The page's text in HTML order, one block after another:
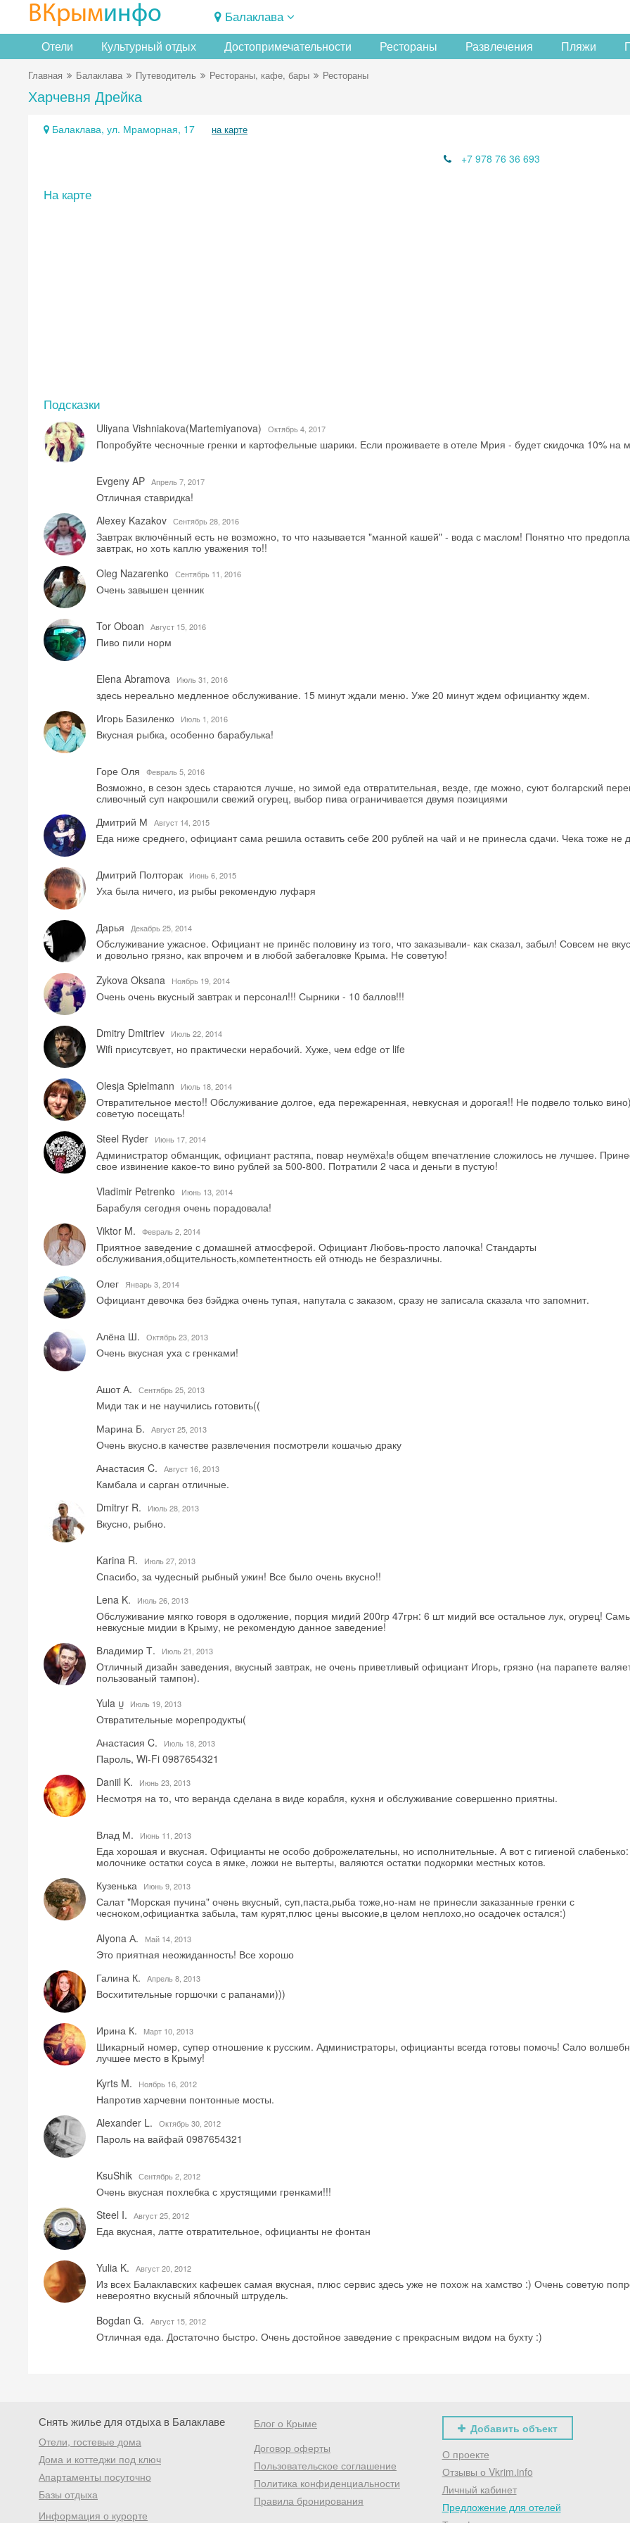
ВКрыминфо Балаклава
Отели Культурный отдых Достопримечательности Рестораны Развлечения Пляжи
Главная Балаклава Путеводитель Рестораны, кафе, бары Рестораны
Харчевня Дрейка
Балаклава, ул. Мраморная, 17 на карте
+7 978 76 36 693
На карте
Подсказки
Uliyana Vishniakova(Martemiyanova) Октябрь 4, 2017
Попробуйте чесночные гренки и картофельные шарики. Если проживаете в отеле Мрия - будет скидочка 10% на
Evgeny AP Aпрель 7, 2017
Отличная ставридка!
Alexey Kazakov Сентябрь 28, 2016
Завтрак включённый есть не возможно, то что называется "манной кашей" - вода с маслом! Понятно что
завтрак, но хоть каплю уважения то!!
Oleg Nazarenko
Сентябрь 11, 2016
Очень завышен ценник
Tor Oboan Август 15, 2016
Пиво пили норм
Elena Abramova Июль 31, 2016
здесь нереально медленное обслуживание. 15 минут ждали меню. Уже 20 минут ждем официантку ждем.
Игорь Базиленко
Июль 1, 2016
Вкусная рыбка, особенно барабулька!
Горе Оля Февраль 5, 2016
Возможно, в сезон здесь стараются лучше, но зимой еда отвратительная, везде, где можно, суют болгарский
сливочный суп накрошили свежий огурец, выбор пива ограничивается двумя позициями
Дмитрий М
Август 14, 2015
Еда ниже среднего, официант сама решила оставить себе 200 рублей на чай и не принесла сдачи. Чека тоже не
Дмитрий Полторак Июнь 6, 2015
Уха была ничего, из рыбы рекомендую луфаря
Дарья Декабрь 25, 2014
Обслуживание ужасное. Официант не принёс половину из того, что заказывали- как сказал, забыл! Совсем не
и довольно грязно, как впрочем и в любой забегаловке Крыма. Не советую!
Zykova Oksana
Ноябрь 19, 2014
Очень очень вкусный завтрак и персонал!!! Сырники - 10 баллов!!!
Dmitry Dmitriev Июль 22, 2014
Wifi присутсвует, но практически нерабочий. Хуже, чем edge от life
Olesja Spielmann Июль 18, 2014
Отвратительное место!! Обслуживание долгое, еда пережаренная, невкусная и дорогая!! Не подвело только
советую посещать!
Steel Ryder
Июнь 17, 2014
Администратор обманщик, официант растяпа, повар неумёха!в общем впечатление сложилось не лучшее.
свое извинение какое-то вино рублей за 500-800. Потратили 2 часа и деньги в пустую!
Vladimir Petrenko
Июнь 13, 2014
Барабуля сегодня очень порадовала!
Viktor M.
Февраль 2, 2014
Приятное заведение с домашней атмосферой. Официант Любовь-просто лапочка! Стандарты
обслуживания,общительность,компетентность ей отнюдь не безразличны.
Олег
Январь 3, 2014
Официант девочка без бэйджа очень тупая, напутала с заказом, сразу не записала сказала что запомнит.
Алёна Ш. Октябрь 23, 2013
Очень вкусная уха с гренками!
Ашот А. Сентябрь 25, 2013
Миди так и не научились готовить((
Марина Б.
Август 25, 2013
Очень вкусно.в качестве развлечения посмотрели кошачью драку
Анастасия C.
Август 16, 2013
Камбала и сарган отличные.
Dmitryr R.
Июль 28, 2013
Вкусно, рыбно.
Karina R. Июль 27, 2013
Спасибо, за чудесный рыбный ужин! Все было очень вкусно!!
Lena K.
Июль 26, 2013
Обслуживание мягко говоря в одолжение, порция мидий 200гр 47грн: 6 шт мидий все остальное лук, огурец!
невкусные мидии в Крыму, не рекомендую данное заведение!
Владимир Т.
Июль 21, 2013
Отличный дизайн заведения, вкусный завтрак, не очень приветливый официант Игорь, грязно (на парапете
пользованый тампон).
Yula 
Июль 19, 2013
Отвратительные морепродукты(
Анастасия C.
Июль 18, 2013
Пароль, Wi-Fi 0987654321
Daniil K.
Июнь 23, 2013
Несмотря на то, что веранда сделана в виде корабля, кухня и обслуживание совершенно приятны.
Влад М. Июнь 11, 2013
Еда хорошая и вкусная. Официанты не особо доброжелательны, но исполнительные. А вот с гигиеной
молочнике остатки соуса в ямке, ложки не вытерты, валяются остатки подкормки местных котов.
Кузенька
Июнь 9, 2013
Салат "Морская пучина" очень вкусный, суп,паста,рыба тоже,но-нам не принесли заказанные гренки с
чесноком,официантка забыла, там курят,плюс цены высокие,в целом неплохо,но осадочек остался:)
Alyona А.
Май 14, 2013
Это приятная неожиданность! Все хорошо
Галина К.
Aпрель 8, 2013
Восхитительные горшочки с рапанами)))
Ирина К. Mарт 10, 2013
Шикарный номер, супер отношение к русским. Администраторы, официанты всегда готовы помочь! Сало
лучшее место в Крыму!
Kyrts M.
Ноябрь 16, 2012
Напротив харчевни понтонные мосты.
Alexander L.
Октябрь 30, 2012
Пароль на вайфай 0987654321
KsuShik Сентябрь 2, 2012
Очень вкусная похлебка с хрустящими гренками!!!
Steel I.
Август 25, 2012
Еда вкусная, латте отвратительное, официанты не фонтан
Yulia K. Август 20, 2012
Из всех Балаклавских кафешек самая вкусная, плюс сервис здесь уже не похож на хамство :) Очень советую
невероятно вкусный яблочный штрудель.
Bogdan G.
Август 15, 2012
Отличная еда. Достаточно быстро. Очень достойное заведение с прекрасным видом на бухту :)
Снять жилье для отдыха в Балаклаве
Отели, гостевые дома
Дома и коттеджи под ключ
Апартаменты посуточно
Базы отдыха
Информация о курорте
Блог о Крыме
Договор оферты
Пользовательское соглашение
Политика конфиденциальности
Правила бронирования
Добавить объект
О проекте
Отзывы о Vkrim.info
Личный кабинет
Предложение для отелей
Скидка −5%
первое бронирование!